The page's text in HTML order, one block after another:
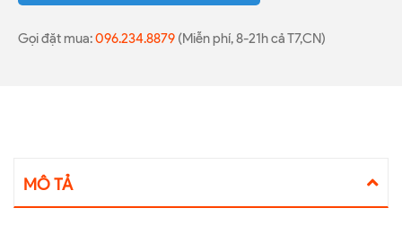
Gọi đặt mua:096.234.8879 (Miễn phí, 8-21h cả T7,CN)
MÔ TẢ